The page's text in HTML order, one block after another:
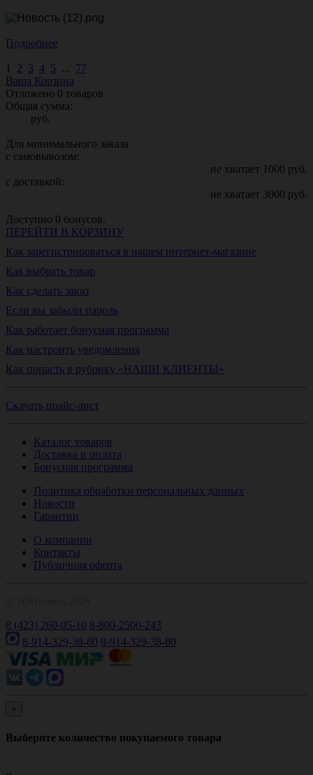
Подробнее
1 2 3 4 5 ... 77
Ваша Корзина
Отложено 0 товаров
Общая сумма:
руб.
Для минимального заказа
с самовывозом:
не хватает 1000 руб.
с доставкой:
не хватает 3000 руб.
Доступно 0 бонусов.
ПЕРЕЙТИ В КОРЗИНУ
Как зарегистрироваться в нашем интернет-магазине
Как выбрать товар
Как сделать заказ
Если вы забыли пароль
Как работает бонусная программа
Как настроить уведомления
Как попасть в рубрику «НАШИ КЛИЕНТЫ»
Скачать прайс-лист
Каталог товаров
Доставка и оплата
Бонусная программа
Политика обработки персональных данных
Новости
Гарантии
О компании
Контакты
Публичная оферта
8 (423) 260-05-10 8-800-2500-243
8-914-329-38-80 8-914-329-38-80
×
Выберите количество покупаемого товара